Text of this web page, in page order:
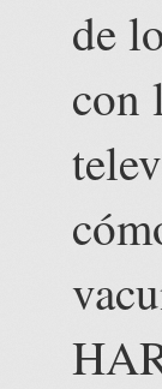
de
con